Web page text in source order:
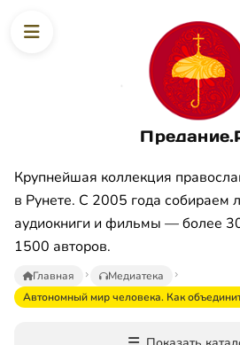
Крупнейшая коллекция
в Рунете. С 2005 года собираем
аудиокниги и фильмы — более
1500 авторов.
Главная
Медиатека
Автономный мир человека. Как